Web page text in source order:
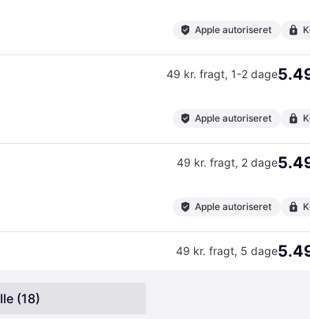
Apple autoriseret
49 kr. fragt, 1-2 dage
Apple autoriseret
49 kr. fragt, 2 dage
Apple autoriseret
49 kr. fragt, 5 dage
(18)